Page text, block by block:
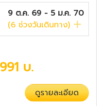
9 ต.ค. 69 - 5 ม.ค. 70
(6 ช่วงวันเดินทาง)
บ.
ดูรายละเอียด